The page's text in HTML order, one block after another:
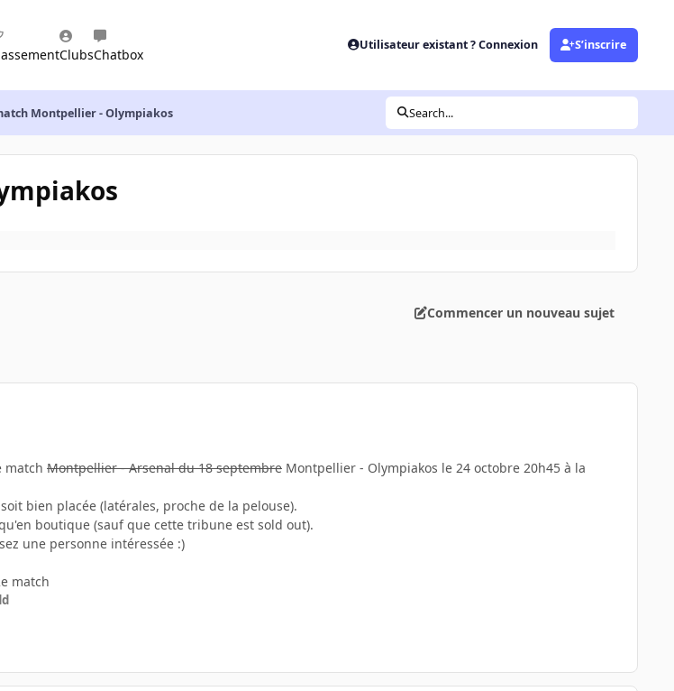
ClubsChatbox
Utilisateur existant ? Connexion S’inscrire
Montpellier - Olympiakos Search...
Commencer un nouveau sujet
match Montpellier - Arsenal du 18 septembre Montpellier - Olympiakos le 24 octobre 20h45 à la
bien placée (latérales, proche de la pelouse).
boutique (sauf que cette tribune est sold out).
une personne intéressée :)
match